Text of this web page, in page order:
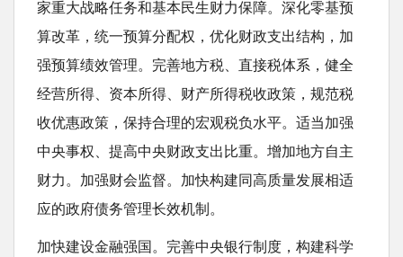
家重大战略任务和基本民生财力保障。深化零基预
算改革，统一预算分配权，优化财政支出结构，加
强预算绩效管理。完善地方税、直接税体系，健全
经营所得、资本所得、财产所得税收政策，规范税
收优惠政策，保持合理的宏观税负水平。适当加强
中央事权、提高中央财政支出比重。增加地方自主
财力。加强财会监督。加快构建同高质量发展相适
应的政府债务管理长效机制。
加快建设金融强国。完善中央银行制度，构建科学